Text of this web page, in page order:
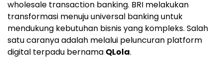
wholesale transaction banking. BRI melakukan
transformasi menuju universal banking untuk
mendukung kebutuhan bisnis yang kompleks. Salah
satu caranya adalah melalui peluncuran platform
digital terpadu bernama QLola.